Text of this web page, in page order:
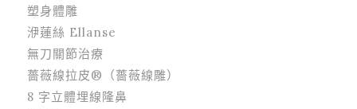
塑身體雕
洢蓮絲 Ellanse
無刀關節治療
薔薇線拉皮®（薔薇線雕）
8 字立體埋線隆鼻